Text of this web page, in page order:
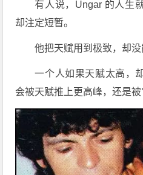
有人说，Ungar 的人生
却注定短暂。
他把天赋用到极致，却没
一个人如果天赋太高，
会被天赋推上更高峰，还是被